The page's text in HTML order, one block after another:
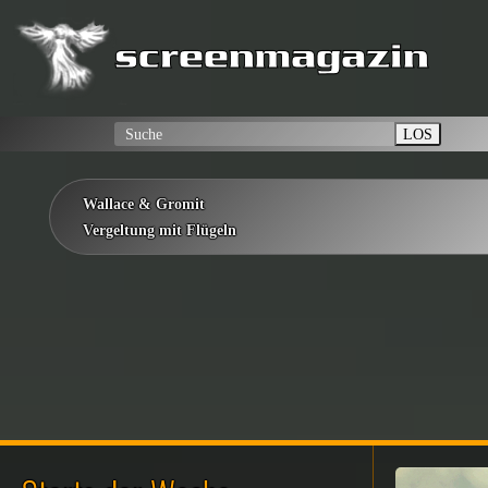
LOS
Wallace & Gromit
Vergeltung mit Flügeln